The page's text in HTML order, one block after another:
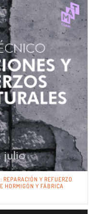
Y REFUERZO
HORMIGÓN Y FÁBRICA